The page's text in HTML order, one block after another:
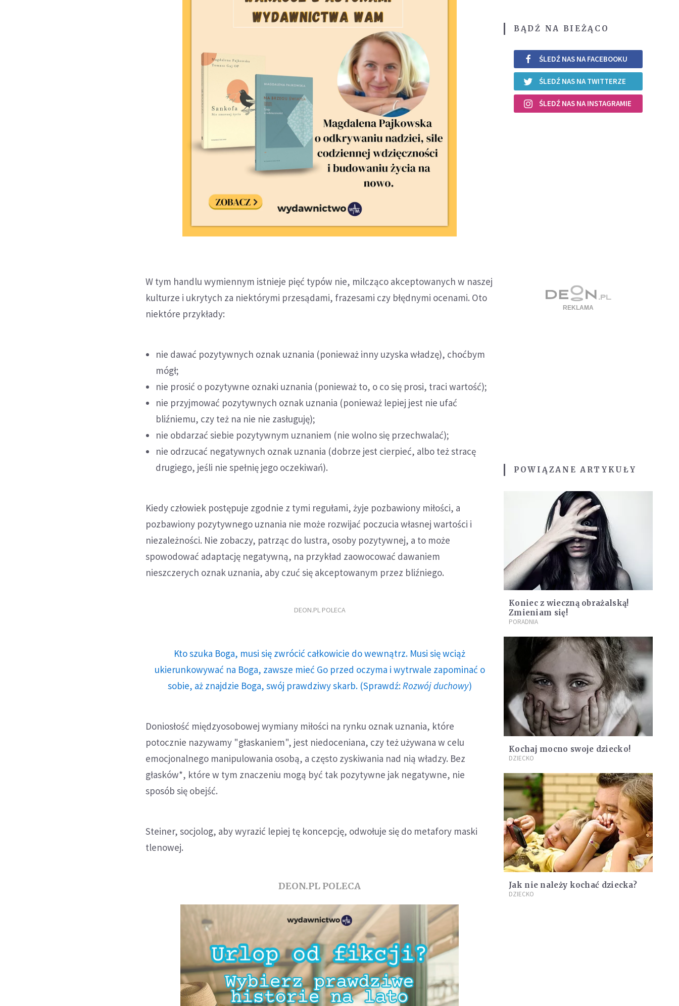
W tym handlu wymiennym istnieje pięć typów nie, milcząco akceptowanych w naszej
kulturze i ukrytych za niektórymi przesądami, frazesami czy błędnymi ocenami. Oto
niektóre przykłady:
nie dawać pozytywnych oznak uznania (ponieważ inny uzyska władzę), choćbym
mógł;
nie prosić o pozytywne oznaki uznania (ponieważ to, o co się prosi, traci wartość);
nie przyjmować pozytywnych oznak uznania (ponieważ lepiej jest nie ufać
bliźniemu, czy też na nie nie zasługuję);
nie obdarzać siebie pozytywnym uznaniem (nie wolno się przechwalać);
nie odrzucać negatywnych oznak uznania (dobrze jest cierpieć, albo też stracę
drugiego, jeśli nie spełnię jego oczekiwań).
Kiedy człowiek postępuje zgodnie z tymi regułami, żyje pozbawiony miłości, a
pozbawiony pozytywnego uznania nie może rozwijać poczucia własnej wartości i
niezależności. Nie zobaczy, patrząc do lustra, osoby pozytywnej, a to może
spowodować adaptację negatywną, na przykład zaowocować dawaniem
nieszczerych oznak uznania, aby czuć się akceptowanym przez bliźniego.
DEON.PL POLECA
Kto szuka Boga, musi się zwrócić całkowicie do wewnątrz. Musi się wciąż
ukierunkowywać na Boga, zawsze mieć Go przed oczyma i wytrwale zapominać o
sobie, aż znajdzie Boga, swój prawdziwy skarb. (Sprawdź: Rozwój duchowy)
Doniosłość międzyosobowej wymiany miłości na rynku oznak uznania, które
potocznie nazywamy "głaskaniem", jest niedoceniana, czy też używana w celu
emocjonalnego manipulowania osobą, a często zyskiwania nad nią władzy. Bez
głasków*, które w tym znaczeniu mogą być tak pozytywne jak negatywne, nie
sposób się obejść.
Steiner, socjolog, aby wyrazić lepiej tę koncepcję, odwołuje się do metafory maski
tlenowej.
DEON.PL POLECA
BĄDŹ NA BIEŻĄCO
ŚLEDŹ NAS NA FACEBOOKU
ŚLEDŹ NAS NA TWITTERZE
ŚLEDŹ NAS NA INSTAGRAMIE
POWIĄZANE ARTYKUŁY
Koniec z wieczną obrażalską!
Zmieniam się!
PORADNIA
Kochaj mocno swoje dziecko!
DZIECKO
Jak nie należy kochać dziecka?
DZIECKO